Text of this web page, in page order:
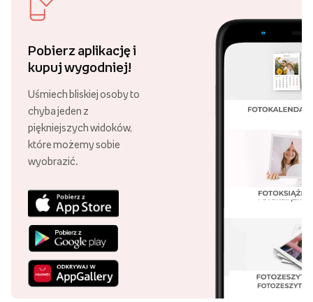
Pobierz aplikację i
kupuj wygodniej!
Uśmiech bliskiej osoby to
chyba jeden z
piękniejszych widoków,
które możemy sobie
wyobrazić.